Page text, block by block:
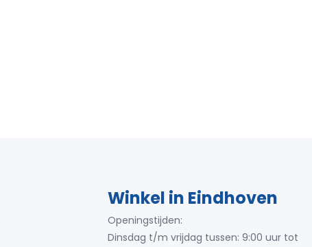
Winkel in Eindhoven
Openingstijden:
Dinsdag t/m vrijdag tussen: 9:00 uur tot